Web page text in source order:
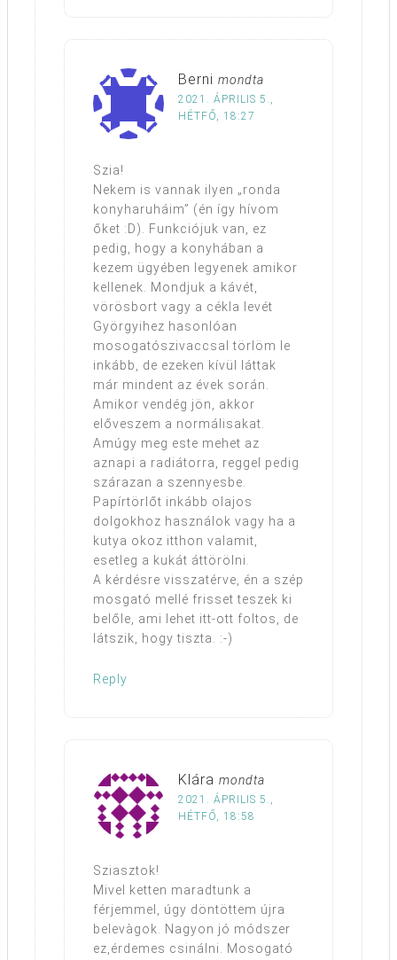
Berni mondta
2021. ÁPRILIS 5.,
HÉTFŐ, 18:27
Szia!
Nekem is vannak ilyen „ronda
konyharuháim” (én így hívom
őket :D). Funkciójuk van, ez
pedig, hogy a konyhában a
kezem ügyében legyenek amikor
kellenek. Mondjuk a kávét,
vörösbort vagy a cékla levét
Györgyihez hasonlóan
mosogatószivaccsal törlöm le
inkább, de ezeken kívül láttak
már mindent az évek során.
Amikor vendég jön, akkor
előveszem a normálisakat.
Amúgy meg este mehet az
aznapi a radiátorra, reggel pedig
szárazan a szennyesbe.
Papírtörlőt inkább olajos
dolgokhoz használok vagy ha a
kutya okoz itthon valamit,
esetleg a kukát áttörölni.
A kérdésre visszatérve, én a szép
mosgató mellé frisset teszek ki
belőle, ami lehet itt-ott foltos, de
látszik, hogy tiszta. :-)
Reply
Klára mondta
2021. ÁPRILIS 5.,
HÉTFŐ, 18:58
Sziasztok!
Mivel ketten maradtunk a
férjemmel, úgy döntöttem újra
belevàgok. Nagyon jó módszer
ez,érdemes csinálni. Mosogató